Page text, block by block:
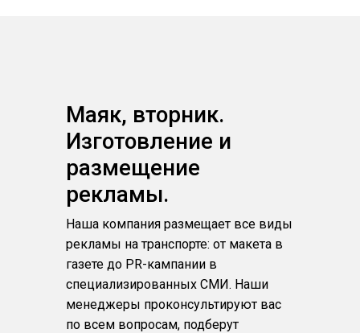
Маяк, вторник.
Изготовление и
размещение
рекламы.
Наша компания размещает все виды
рекламы на транспорте: от макета в
газете до PR-кампании в
специализированных СМИ. Наши
менеджеры проконсультируют вас
по всем вопросам, подберут